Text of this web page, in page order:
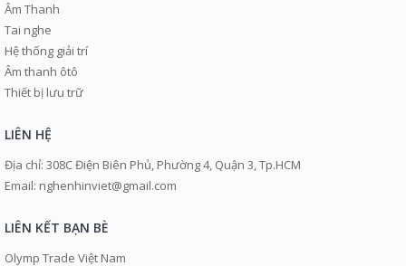
Âm Thanh
Tai nghe
Hệ thống giải trí
Âm thanh ôtô
Thiết bị lưu trữ
LIÊN HỆ
Địa chỉ: 308C Điện Biên Phủ, Phường 4, Quận 3, Tp.HCM
Email: nghenhinviet@gmail.com
LIÊN KẾT BẠN BÈ
Olymp Trade Việt Nam